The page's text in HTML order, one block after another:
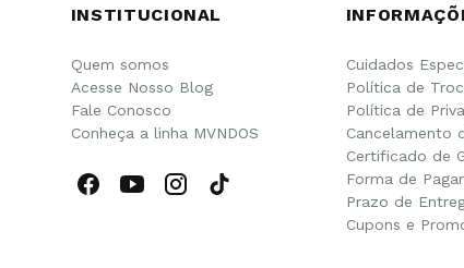
INSTITUCIONAL
Quem somos
Acesse Nosso Blog
Fale Conosco
Conheça a linha MVNDOS
Cuidados
Política de
Política de
Cancelamento
Certificado de
Forma de
Prazo de
Cupons e